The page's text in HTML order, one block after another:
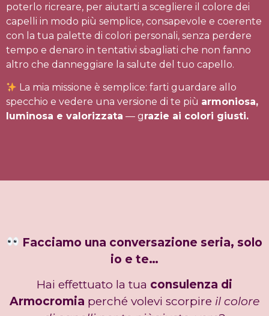
poterlo ricreare, per aiutarti a scegliere il colore dei
capelli in modo più semplice, consapevole e coerente
con la tua palette di colori personali, senza perdere
tempo e denaro in tentativi sbagliati che non fanno
altro che danneggiare la salute del tuo capello.
La mia missione è semplice: farti guardare allo
specchio e vedere una versione di te più armoniosa,
luminosa e valorizzata — grazie ai colori giusti.
Facciamo una conversazione seria, solo
io e te…
Hai effettuato la tua consulenza di
Armocromia perché volevi scorpire il colore